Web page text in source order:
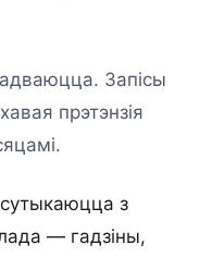
Запісы
прэтэнзія
сутыкаюцца з
— гадзіны,